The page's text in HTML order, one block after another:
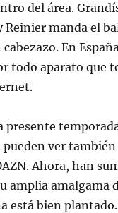
del área.
Reinier manda el
En
todo aparato que
presente
pueden ver
Ahora, han
amplia amalgama
está bien